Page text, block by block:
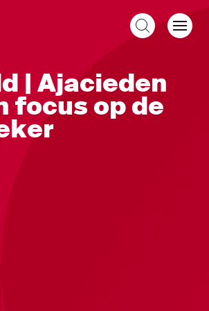
| Ajacieden
focus op de